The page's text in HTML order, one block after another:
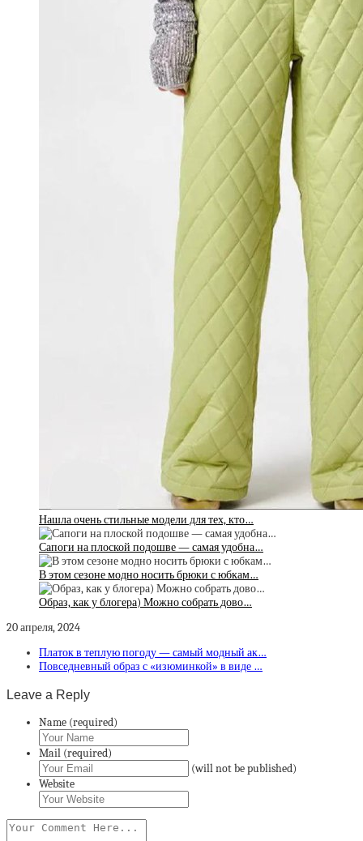
Нашла очень стильные модели для тех, кто…
Сапоги на плоской подошве — самая удобна…
В этом сезоне модно носить брюки с юбкам…
Образ, как у блогера) Можно собрать дово…
20 апреля, 2024
Платок в теплую погоду — самый модный ак…
Повседневный образ с «изюминкой» в виде …
Leave a Reply
Name (required)
Mail (required)
(will not be published)
Website